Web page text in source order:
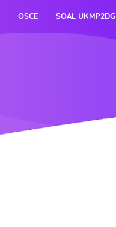
OSCE SOAL UKMP2DG